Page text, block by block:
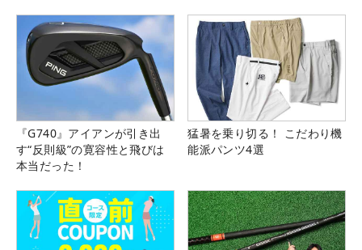
『G740』アイアンが引き出
す“反則級”の寛容性と飛びは
本当だった！
猛暑を乗り切る！ こだわり機
能派パンツ4選